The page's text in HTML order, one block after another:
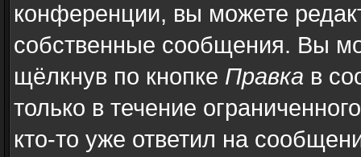
конференции, вы можете
собственные сообщения. Вы
щёлкнув по кнопке Правка в
только в течение
кто-то уже ответил на